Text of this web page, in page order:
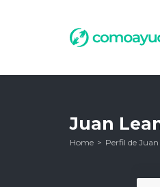
Juan
Home Perfil de